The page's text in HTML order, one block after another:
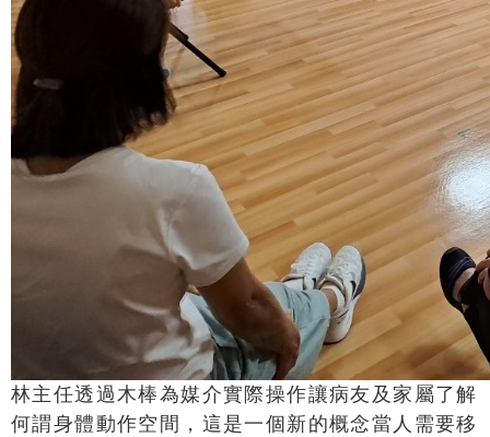
林主任透過木棒為媒介實際操作讓病友及家屬了解
何謂身體動作空間，這是一個新的概念當人需要移